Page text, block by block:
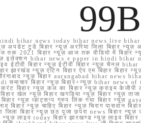
bihar news today bihar news live
टुडे बिहार न्यूज़ अररिया जिला बिहार
2021 बिहार न्यूज़ आज तक वीडियो में बिहार
इलेक्शन bihar news e paper in hindi bihar
ईटीवी बिहार न्यूज़ ईटीवी बिहार न्यूज़ चैनल
झारखंड न्यूज़ एटिन बिहार ऐप एम बिहार
औरंगाबाद न्यूज़ बिहार aurangabad bihar
समाचार बिहार न्यूज़ बिहार+न्यूज़ bihar
बिहार न्यूज़ कल का बिहार न्यूज़ क्राइम केजीपी
खेल न्यूज़ बिहार खगड़िया न्यूज़ बिहार न्यूज़
बिहार न्यूज़ व्हाट्सप्प ग्रुप लिंक गया बिहार
बिहार न्यूज़ चाहिए बिहार न्यूज़ चिराग पासवान
बिहार न्यूज़ छठ पूजा छपरा news बिहार न्यूज़
न्यूज़ लाइव today बिहार झारखण्ड न्यूज़ लाइव